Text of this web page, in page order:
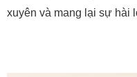
xuyên và mang lại sự hài